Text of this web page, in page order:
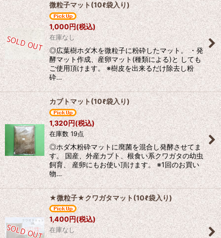
微粒子マット(10ℓ袋入り)
1,000円(税込)
在庫なし
◎広葉樹ホダ木を微粒子に粉砕したマット。 ・発
酵マット作成、産卵マット(種類による)と しても
ご使用頂けます。 ※樹皮を出来るだけ除去し粉
砕…
カブトマット(10ℓ袋入り)
1,320円(税込)
在庫数 19点
◎ホダ木粉砕マットに廃菌を混合し発酵させてま
す。 国産、外産カブト、根食い系クワガタの幼虫
飼育、 産卵にもお使い頂けます。 ※1回のお買い
物…
★微粒子★クワガタマット(10ℓ袋入り)
1,400円(税込)
在庫なし